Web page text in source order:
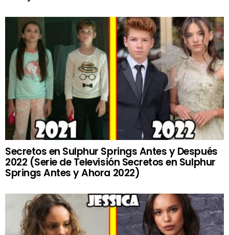
Secretos en Sulphur Springs Antes y Después
2022 (Serie de Televisión Secretos en Sulphur
Springs Antes y Ahora 2022)